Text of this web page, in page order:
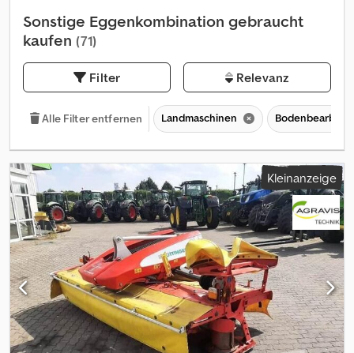
Sonstige Eggenkombination gebraucht
kaufen (71)
Filter Relevanz
Alle Filter entfernen Landmaschinen
Kleinanzeige